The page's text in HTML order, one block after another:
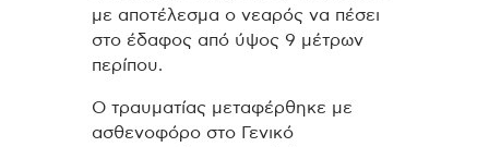
με αποτέλεσμα ο νεαρός να πέσει
στο έδαφος από ύψος 9 μέτρων
περίπου.
Ο τραυματίας μεταφέρθηκε με
ασθενοφόρο στο Γενικό